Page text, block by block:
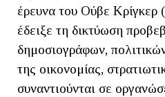
έρευνα του Ούβε
έδειξε τη δικτύωση
δημοσιογράφων,
της οικονομίας,
συναντιούνται σε